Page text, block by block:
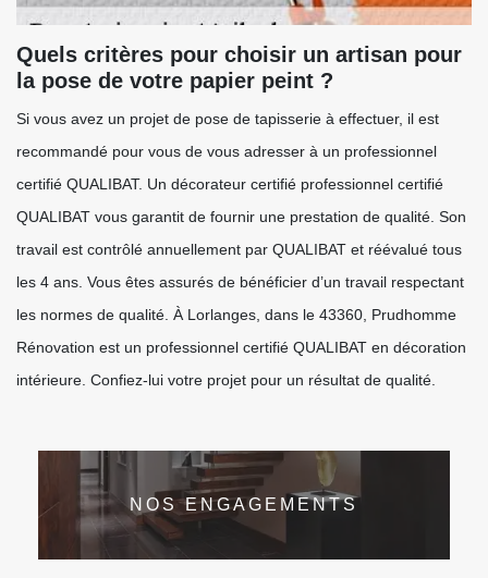
Quels critères pour choisir un artisan pour
la pose de votre papier peint ?
Si vous avez un projet de pose de tapisserie à effectuer, il est
recommandé pour vous de vous adresser à un professionnel
certifié QUALIBAT. Un décorateur certifié professionnel certifié
QUALIBAT vous garantit de fournir une prestation de qualité. Son
travail est contrôlé annuellement par QUALIBAT et réévalué tous
les 4 ans. Vous êtes assurés de bénéficier d’un travail respectant
les normes de qualité. À Lorlanges, dans le 43360, Prudhomme
Rénovation est un professionnel certifié QUALIBAT en décoration
intérieure. Confiez-lui votre projet pour un résultat de qualité.
NOS ENGAGEMENTS